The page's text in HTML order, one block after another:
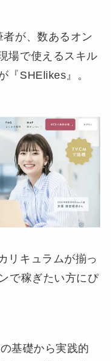
が、数あるオン
場で使えるスキル
『SHElikes』。
リキュラムが揃っ
で稼ぎたい方にぴ
基礎から実践的